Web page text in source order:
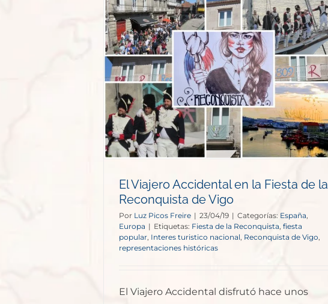
El Viajero Accidental en la Fiesta de la
Reconquista de Vigo
Por Luz Picos Freire | 23/04/19 | Categorías: España
Europa | Etiquetas: Fiesta de la Reconquista, fiesta
popular Interes turistico nacional Reconquista de Vigo
representaciones históricas
El Viajero Accidental disfrutó hace unos